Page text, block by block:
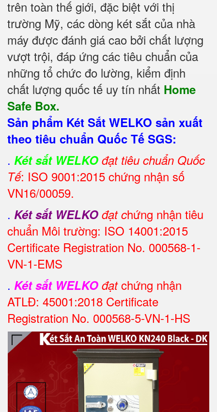
trên toàn thế giới, đặc biệt với thị
trường Mỹ, các dòng két sắt của nhà
máy được đánh giá cao bởi chất lượng
vượt trội, đáp ứng các tiêu chuẩn của
những tổ chức đo lường, kiểm định
chất lượng quốc tế uy tín nhất Home
Safe Box.
Sản phẩm Két Sắt WELKO sản xuất
theo tiêu chuẩn Quốc Tế SGS:
. Két sắt WELKO đạt tiêu chuẩn Quốc
Tế: ISO 9001:2015 chứng nhận số
VN16/00059.
. Két sắt WELKO đạt chứng nhận tiêu
chuẩn Môi trường: ISO 14001:2015
Certificate Registration No. 000568-1-
VN-1-EMS
. Két sắt WELKO đạtchứng nhận
ATLĐ: 45001:2018 Certificate
Registration No. 000568-5-VN-1-HS